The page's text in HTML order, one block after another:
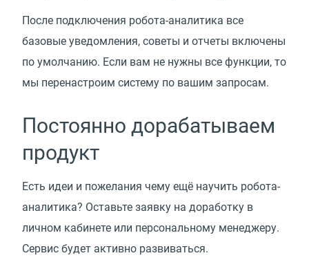
После подключения робота-аналитика все
базовые уведомления, советы и отчеты включены
по умолчанию. Если вам не нужны все функции, то
мы перенастроим систему по вашим запросам.
Постоянно дорабатываем
продукт
Есть идеи и пожелания чему ещё научить робота-
аналитика? Оставьте заявку на доработку в
личном кабинете или персональному менеджеру.
Сервис будет активно развиваться.